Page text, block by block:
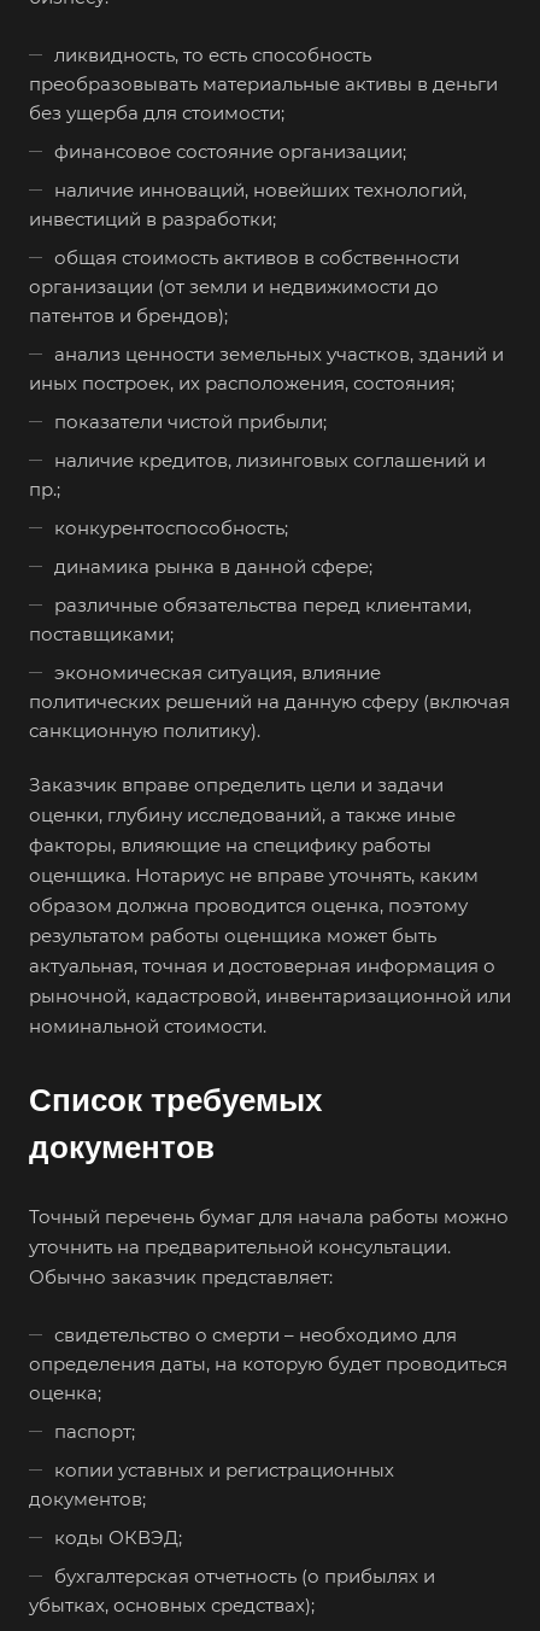
ликвидность, то есть способность
преобразовывать материальные активы в деньги
без ущерба для стоимости;
финансовое состояние организации;
наличие инноваций, новейших технологий,
инвестиций в разработки;
общая стоимость активов в собственности
организации (от земли и недвижимости до
патентов и брендов);
анализ ценности земельных участков, зданий и
иных построек, их расположения, состояния;
показатели чистой прибыли;
наличие кредитов, лизинговых соглашений и
пр.;
конкурентоспособность;
динамика рынка в данной сфере;
различные обязательства перед клиентами,
поставщиками;
экономическая ситуация, влияние
политических решений на данную сферу (включая
санкционную политику).
Заказчик вправе определить цели и задачи
оценки, глубину исследований, а также иные
факторы, влияющие на специфику работы
оценщика. Нотариус не вправе уточнять, каким
образом должна проводится оценка, поэтому
результатом работы оценщика может быть
актуальная, точная и достоверная информация о
рыночной, кадастровой, инвентаризационной или
номинальной стоимости.
Список требуемых
документов
Точный перечень бумаг для начала работы можно
уточнить на предварительной консультации.
Обычно заказчик представляет:
свидетельство о смерти – необходимо для
определения даты, на которую будет проводиться
оценка;
паспорт;
копии уставных и регистрационных
документов;
коды ОКВЭД;
бухгалтерская отчетность (о прибылях и
убытках, основных средствах);
Выберите ваш город
Например:Советск
Абдулино
Абинск
Азов
Аксай
Алушта
Альметьевск
Анапа
Апатиты
Арзамас
Архангельск
Асбест
Асино
Астрахань
Ахтубинск
Аша
Баймак
Балашиха
Барабинск
Барнаул
Батайск
Бахчисарай
Белая Калитва
Белгород
Белебей
Белово